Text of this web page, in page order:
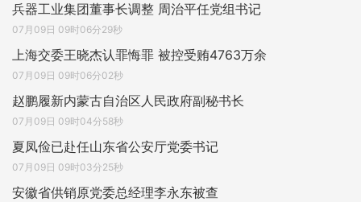
兵器工业集团董事长调整 周治平任党组书记
07月09日 09时06分29秒
上海交委王晓杰认罪悔罪 被控受贿4763万余
07月09日 09时06分02秒
赵鹏履新内蒙古自治区人民政府副秘书长
07月09日 09时04分58秒
夏凤俭已赴任山东省公安厅党委书记
07月09日 09时03分25秒
安徽省供销原党委总经理李永东被查